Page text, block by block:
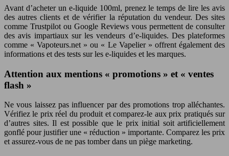
Avant d’acheter un e-liquide 100ml, prenez le temps de lire les avis
des autres clients et de vérifier la réputation du vendeur. Des sites
comme Trustpilot ou Google Reviews vous permettent de consulter
des avis impartiaux sur les vendeurs d’e-liquides. Des plateformes
comme « Vapoteurs.net » ou « Le Vapelier » offrent également des
informations et des tests sur les e-liquides et les marques.
Attention aux mentions « promotions » et « ventes
flash »
Ne vous laissez pas influencer par des promotions trop alléchantes.
Vérifiez le prix réel du produit et comparez-le aux prix pratiqués sur
d’autres sites. Il est possible que le prix initial soit artificiellement
gonflé pour justifier une « réduction » importante. Comparez les prix
et assurez-vous de ne pas tomber dans un piège marketing.